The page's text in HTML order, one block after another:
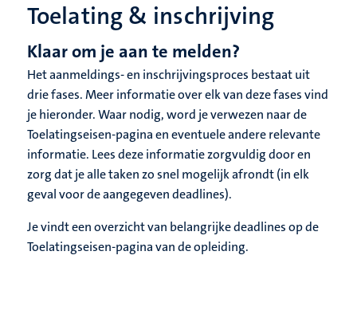
Toelating & inschrijving
Klaar om je aan te melden?
Het aanmeldings- en inschrijvingsproces bestaat uit
drie fases. Meer informatie over elk van deze fases vind
je hieronder. Waar nodig, word je verwezen naar de
Toelatingseisen-pagina en eventuele andere relevante
informatie. Lees deze informatie zorgvuldig door en
zorg dat je alle taken zo snel mogelijk afrondt (in elk
geval voor de aangegeven deadlines).
Je vindt een overzicht van belangrijke deadlines op de
Toelatingseisen-pagina van de opleiding.